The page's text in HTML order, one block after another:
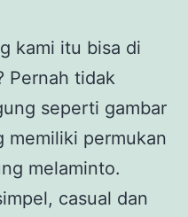
kami itu bisa di
Pernah tidak
seperti gambar
memiliki permukan
melaminto.
casual dan